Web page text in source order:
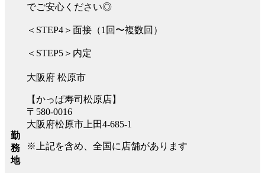
でご安心ください◎
＜STEP4＞面接（1回〜複数回）
＜STEP5＞内定
勤
務
地
大阪府 松原市
【かっぱ寿司松原店】
〒580-0016
大阪府松原市上田4-685-1
※上記を含め、全国に店舗があります